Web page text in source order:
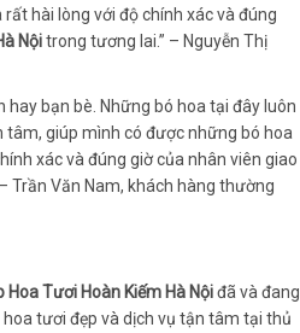
hài lòng với độ chính xác và đúng
Nộitrong tương lai.” – Nguyễn Thị
bạn bè. Những bó hoa tại đây luôn
tâm, giúp mình có được những bó hoa
xác và đúng giờ của nhân viên giao
Trần Văn Nam, khách hàng thường
Hoa Tươi Hoàn Kiếm Hà Nộiđã và đang
tươi đẹp và dịch vụ tận tâm tại thủ